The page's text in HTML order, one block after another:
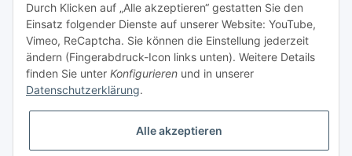
Durch Klicken auf „Alle akzeptieren“ gestatten Sie den
Einsatz folgender Dienste auf unserer Website: YouTube,
Vimeo, ReCaptcha. Sie können die Einstellung jederzeit
ändern (Fingerabdruck-Icon links unten). Weitere Details
finden Sie unter Konfigurieren und in unserer
Datenschutzerklärung.
Alle akzeptieren